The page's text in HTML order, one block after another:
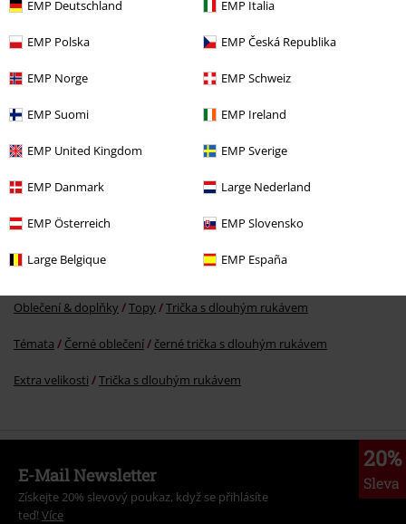
EMP Deutschland EMP Italia
EMP Polska EMP Česká Republika
EMP Norge EMP Schweiz
EMP Suomi EMP Ireland
EMP United Kingdom EMP Sverige
EMP Danmark Large Nederland
EMP Österreich EMP Slovensko
Large Belgique EMP España
Oblečení Košile s dlouhým rukávem
Extra velikosti Trička s dlouhým rukávem
Oblečení & doplňky Topy Trička s dlouhým rukávem
Témata Černé oblečení černé trička s dlouhým rukávem
Extra velikosti Trička s dlouhým rukávem
20%
Sleva
E-Mail Newsletter
Získejte 20% slevový poukaz, když se přihlásíte
teď! Více